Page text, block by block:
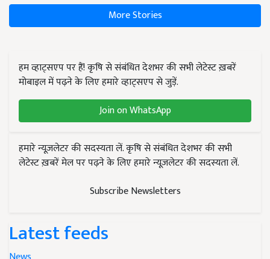
More Stories
हम व्हाट्सएप पर हैं! कृषि से संबंधित देशभर की सभी लेटेस्ट ख़बरें
मोबाइल में पढ़ने के लिए हमारे व्हाट्सएप से जुड़ें.
Join on WhatsApp
हमारे न्यूज़लेटर की सदस्यता लें. कृषि से संबंधित देशभर की सभी
लेटेस्ट ख़बरें मेल पर पढ़ने के लिए हमारे न्यूज़लेटर की सदस्यता लें.
Subscribe Newsletters
Latest feeds